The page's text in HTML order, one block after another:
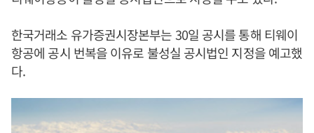
한국거래소 유가증권시장본부는 30일 공시를 통해 티웨이
항공에 공시 번복을 이유로 불성실 공시법인 지정을 예고했
다.